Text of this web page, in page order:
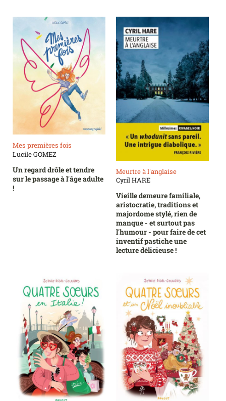
Mes premières fois
Lucile GOMEZ
Un regard drôle et tendre
sur le passage à l'âge adulte
!
Meurtre à l'anglaise
Cyril HARE
Vieille demeure familiale,
aristocratie, traditions et
majordome stylé, rien de
manque - et surtout pas
l'humour - pour faire de cet
inventif pastiche une
lecture délicieuse !